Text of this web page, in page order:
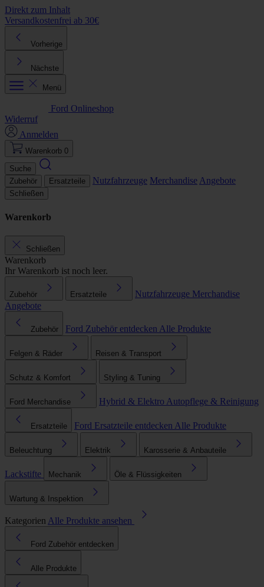
Direkt zum Inhalt
Versandkostenfrei ab 30€
Vorherige
Nächste
Menü
Ford Onlineshop
Widerruf
Anmelden
Warenkorb 0
Suche
Zubehör
Ersatzteile Nutzfahrzeuge Merchandise Angebote
Schließen
Warenkorb
Schließen
Warenkorb
Ihr Warenkorb ist noch leer.
Zubehör Ersatzteile Nutzfahrzeuge Merchandise
Angebote
Zubehör Ford Zubehör entdecken Alle Produkte
Felgen & Räder Reisen & Transport
Schutz & Komfort Styling & Tuning
Ford Merchandise Hybrid & Elektro Autopflege & Reinigung
Ersatzteile Ford Ersatzteile entdecken Alle Produkte
Beleuchtung Elektrik Karosserie & Anbauteile
Lackstifte Mechanik Öle & Flüssigkeiten
Wartung & Inspektion
Kategorien Alle Produkte ansehen
Ford Zubehör entdecken
Alle Produkte